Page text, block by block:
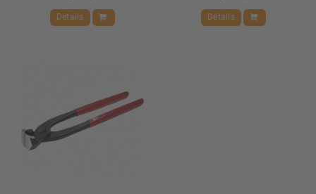
Details Details